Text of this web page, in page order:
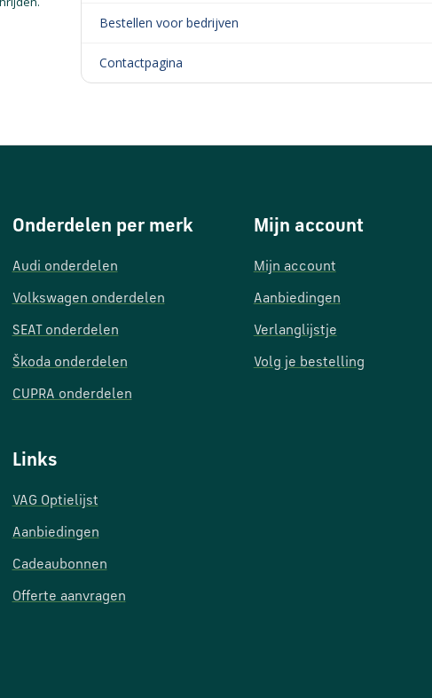
Bestellen voor bedrijven
Contactpagina
Onderdelen per merk
Audi onderdelen
Volkswagen onderdelen
SEAT onderdelen
Škoda onderdelen
CUPRA onderdelen
Links
VAG Optielijst
Aanbiedingen
Cadeaubonnen
Offerte aanvragen
Mijn account
Mijn account
Aanbiedingen
Verlanglijstje
Volg je bestelling